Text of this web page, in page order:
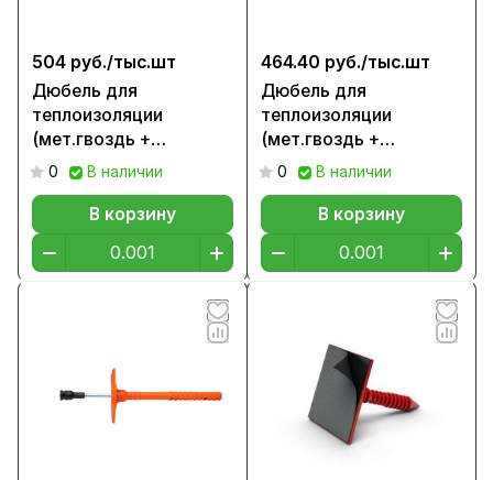
504 руб./тыс.шт
Дюбель для
теплоизоляции
(мет.гвоздь +
заглушки), 160мм
0 В наличии
В корзину
464.40 руб./тыс.шт
Дюбель для
теплоизоляции
(мет.гвоздь +
заглушки), 140мм
0 В наличии
В корзину